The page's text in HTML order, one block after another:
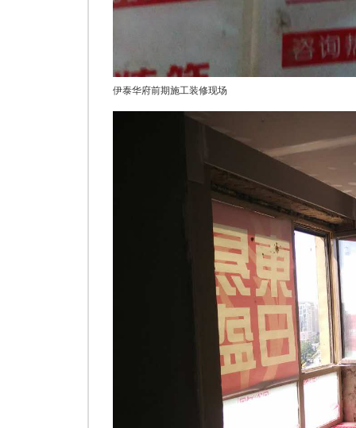
伊泰华府前期施工装修现场